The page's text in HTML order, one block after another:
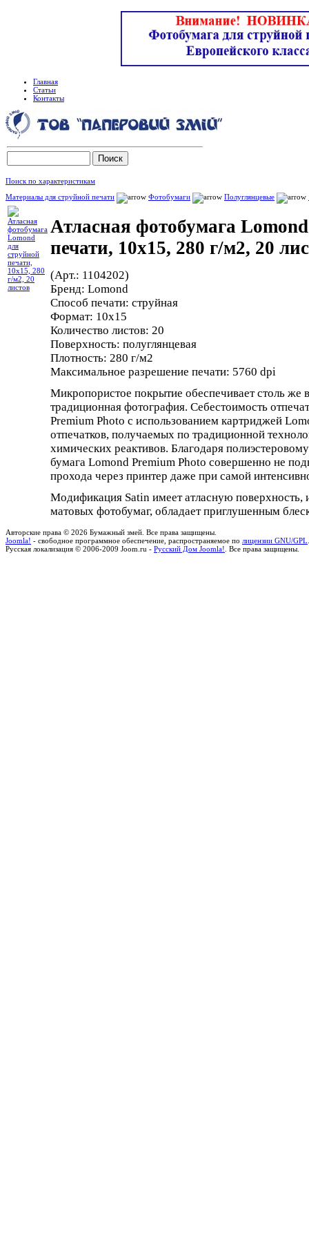
Главная
Статьи
Контакты
Поиск по характеристикам
Материалы для струйной печати
Фотобумаги Полуглянцевые
Атласная фотобумага
печати, 10х15, 280 г/м2, 20
(Арт.: 1104202)
Бренд: Lomond
Способ печати: струйная
Формат: 10x15
Количество листов: 20
Поверхность: полуглянцевая
Плотность: 280 г/м2
Максимальное разрешение печати: 5760 dpi
Микропористое покрытие обеспечивает столь же
традиционная фотография. Себестоимость
Premium Photo c использованием картриджей
отпечатков, получаемых по традиционной
химических реактивов. Благодаря
бумага Lomond Premium Photo совершенно не
прохода через принтер даже при самой
Модификация Satin имеет атласную
матовых фотобумаг, обладает приглушенным
Авторские права © 2026 Бумажный змей. Все права защищены.
Joomla! - свободное программное обеспечение, распространяемое по лицензии GNU/GPL
Русская локализация © 2006-2009 Joom.ru - Русский Дом Joomla! . Все права защищены.